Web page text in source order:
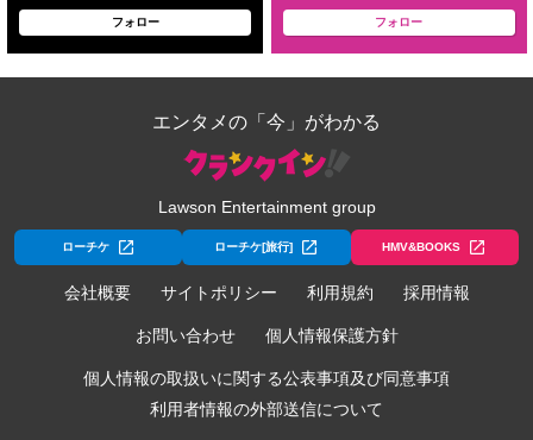
フォロー フォロー
エンタメの「今」がわかる
Lawson Entertainment group
ローチケ ローチケ[旅行] HMV&BOOKS
会社概要 サイトポリシー 利用規約 採用情報
お問い合わせ 個人情報保護方針
個人情報の取扱いに関する公表事項及び同意事項
利用者情報の外部送信について